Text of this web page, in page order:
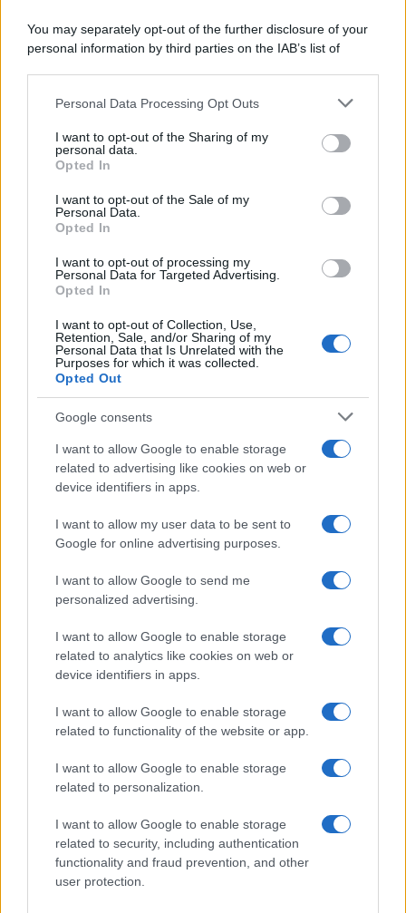
You may separately opt-out of the further disclosure of your
personal information by third parties on the IAB’s list of
This information may also be disclosed by us to third parties
disclose it to other third parties.
Please note that this website/app uses one or more Google
services and may gather and store information including but
not limited to your visit or usage behaviour. You may click to
grant or deny consent to Google and its third-party tags to
consent section.
Personal Data Processing Opt Outs
I want to opt-out of the Sharing of my
personal data.
Opted In
I want to opt-out of the Sale of my
Personal Data.
Opted In
I want to opt-out of processing my
Personal Data for Targeted Advertising.
Opted In
I want to opt-out of Collection, Use,
Retention, Sale, and/or Sharing of my
Personal Data that Is Unrelated with the
Purposes for which it was collected.
Opted Out
Google consents
I want to allow Google to enable storage
related to advertising like cookies on web or
device identifiers in apps.
I want to allow my user data to be sent to
Google for online advertising purposes.
I want to allow Google to send me
personalized advertising.
I want to allow Google to enable storage
related to analytics like cookies on web or
device identifiers in apps.
I want to allow Google to enable storage
related to functionality of the website or app.
I want to allow Google to enable storage
related to personalization.
I want to allow Google to enable storage
related to security, including authentication
functionality and fraud prevention, and other
user protection.